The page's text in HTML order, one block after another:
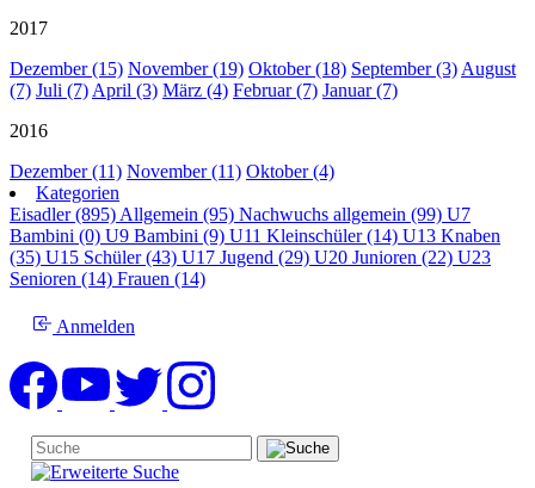
2017
Dezember (15) November (19) Oktober (18) September (3) August
(7) Juli (7) April (3) März (4) Februar (7) Januar (7)
2016
Dezember (11) November (11) Oktober (4)
Kategorien
Eisadler (895) Allgemein (95) Nachwuchs allgemein (99) U7
Bambini (0) U9 Bambini (9) U11 Kleinschüler (14) U13 Knaben
(35) U15 Schüler (43) U17 Jugend (29) U20 Junioren (22) U23
Senioren (14) Frauen (14)
Anmelden